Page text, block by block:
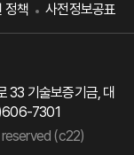
정책 사전정보공표
33 기술보증기금, 대
7301
(c22)